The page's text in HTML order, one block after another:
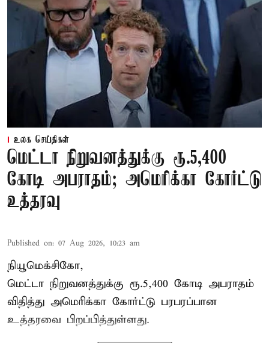
உலக செய்திகள்
மெட்டா நிறுவனத்துக்கு ரூ.5,400
கோடி அபராதம்; அமெரிக்கா கோர்ட்டு
உத்தரவு
Published on: 07 Aug 2026, 10:23 am
நியூமெக்சிகோ,
மெட்டா நிறுவனத்துக்கு ரூ.5,400 கோடி அபராதம்
விதித்து அமெரிக்கா கோர்ட்டு பரபரப்பான
உத்தரவை பிறப்பித்துள்ளது.